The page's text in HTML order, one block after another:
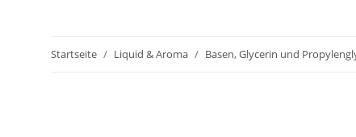
Startseite Liquid & Aroma Basen, Glycerin und